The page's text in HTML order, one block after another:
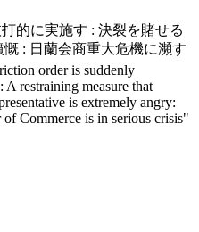
的に実施す : 決裂を賭せる
: 日蘭会商重大危機に瀕す
order is suddenly
restraining measure that
is extremely angry:
Commerce is in serious crisis"